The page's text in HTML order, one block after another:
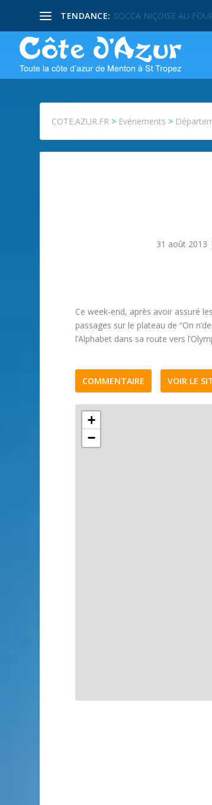
TENDANCE: PISSALADIERE NIÇOISE
COTE.AZUR.FR > Evénements >
31 août 2013
Ce week-end, après avoir assuré
passages sur le plateau de “On
l’Alphabet dans sa route vers
COMMENTAIRE VOIR LE
+
−